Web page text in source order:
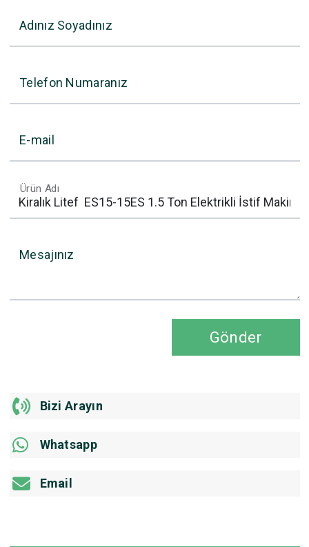
Adınız Soyadınız
Telefon Numaranız
E-mail
Ürün Adı
Mesajınız
Gönder
Bizi Arayın
Whatsapp
Email